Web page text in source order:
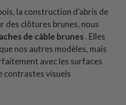
la construction d'abris de
des clôtures brunes, nous
de câble brunes. Elles
nos autres modèles, mais
avec les surfaces
contrastes visuels